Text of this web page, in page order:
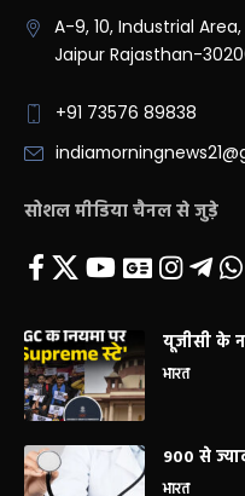
A-9, 10, Industrial
Jaipur Rajasthan-
+91 73576 89838
सोशल मीडिया चैनल से जुड़े
यूजीसी के
भारत
900 से